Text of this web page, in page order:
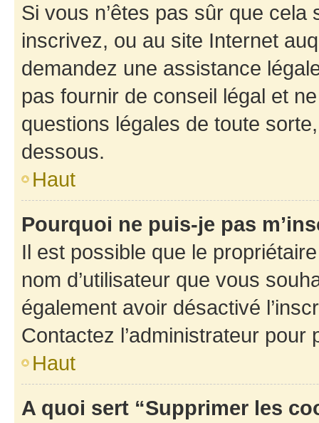
Si vous n’êtes pas sûr que
inscrivez, ou au site Internet
demandez une assistance
pas fournir de conseil légal et
questions légales de toute
dessous.
Haut
Pourquoi ne puis-je pas
Il est possible que le
nom d’utilisateur que vous
également avoir désactivé
Contactez l’administrateur
Haut
A quoi sert “Supprimer les